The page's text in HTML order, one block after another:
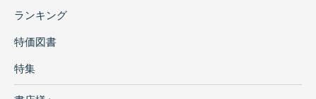
ランキング
特価図書
特集